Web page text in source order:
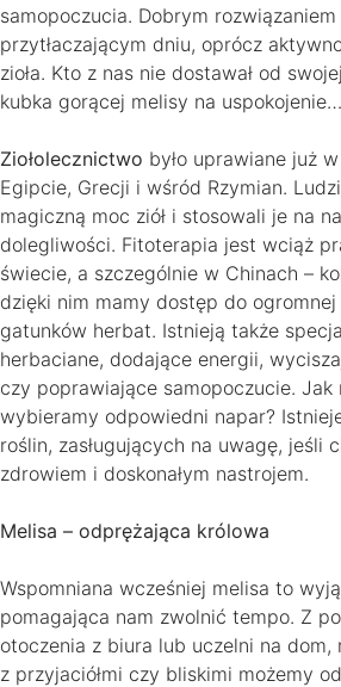
samopoczucia. Dobrym
przytłaczającym dniu, oprócz
zioła. Kto z nas nie dostawał od
kubka gorącej melisy na uspokojenie…
Ziołolecznictwo było uprawiane już
Egipcie, Grecji i wśród Rzymian.
magiczną moc ziół i stosowali je na
dolegliwości. Fitoterapia jest wciąż
świecie, a szczególnie w Chinach –
dzięki nim mamy dostęp do
gatunków herbat. Istnieją także
herbaciane, dodające energii,
czy poprawiające samopoczucie. Jak
wybieramy odpowiedni napar?
roślin, zasługujących na uwagę, jeśli
zdrowiem i doskonałym nastrojem.
Melisa – odprężająca królowa
Wspomniana wcześniej melisa to
pomagająca nam zwolnić tempo. Z
otoczenia z biura lub uczelni na dom,
z przyjaciółmi czy bliskimi możemy